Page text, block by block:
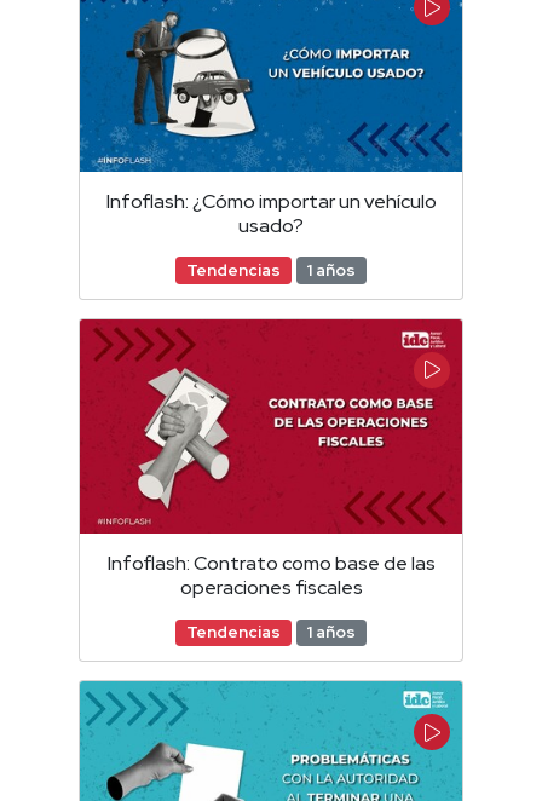
Infoflash: ¿Cómo importar un vehículo
usado?
Tendencias 1 años
Infoflash: Contrato como base de las
operaciones fiscales
Tendencias 1 años